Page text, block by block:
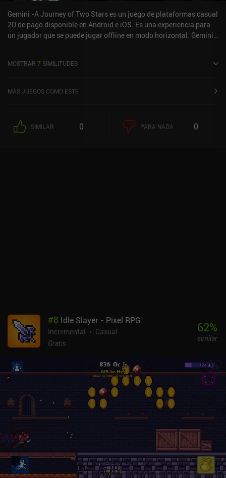
Gemini -A Journey of Two Stars es un juego de plataformas casual
2D de pago disponible en Android e iOS. Es una experiencia para
un jugador que se puede jugar offline en modo horizontal. Gemini -
MOSTRAR 7 SIMILITUDES
MÁS JUEGOS COMO ESTE
SIMILAR 0 PARA NADA 0
#8 Idle Slayer - Pixel RPG
Incremental
Casual
Gratis
62%
similar